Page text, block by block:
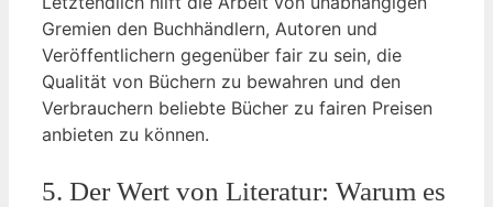
Gremien den Buchhändlern, Autoren und
Veröffentlichern gegenüber fair zu sein, die
Qualität von Büchern zu bewahren und den
Verbrauchern beliebte Bücher zu fairen Preisen
anbieten zu können.
5. Der Wert von Literatur: Warum es